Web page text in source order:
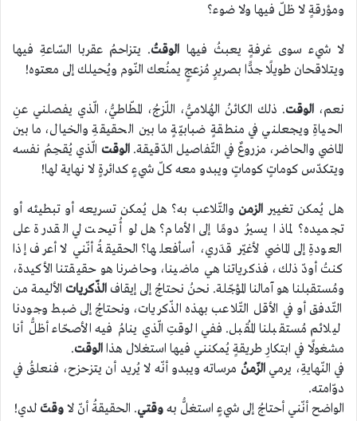
ومؤرقةٍ لا ظلّ فيها ولا ضوء؟
لا شيء سوى غرفةٍ يعبثُ فيها الوقتُ. يتزاحمُ عقربا السّاعةِ فيها
ويتلاقحان طويلًا جدًّا بصريرٍ مُزعجٍ يمنُعك النّوم ويُحيلك إلى معتوه!
نعم، الوقت. ذلك الكائنُ الهُلاميُّ، اللّزجُ، المطّاطيُّ، الّذي يفصلني عنِ
الحياةِ ويجعلني في منطقةٍ ضبابيّةٍ ما بين الحقيقةِ والخيال، ما بين
الماضي والحاضر، مزروعٌ في التّفاصيل الدّقيقة.الوقت الّذي يُقحِمُ نفسه
ويتكدّس كوماتٍ كوماتٍ ويبدو معه كلّ شيءٍ كدائرةٍ لا نهاية لها!
هل يُمكن تغيير الزمنوالتّلاعب به؟ هل يُمكن تسريعه أو تبطيئه أو
تجميده؟ لماذا يسيرُ دومًا إلى الأمام؟ هل لو أُتيحت لي القدرة على
العودةِ إلى الماضي لأغيّر قدَري، أسأفعلها؟ الحقيقةُ أنّني لا أعرف إذا
كنتُ أودّ ذلك، فذكرياتنا هي ماضينا، وحاضرنا هو حقيقتنا الأكيدة،
ومُستقبلنا هو آمالنا المؤجّلة. نحنُ نحتاجُ إلى إيقاف الذّكريات الأليمة من
التّدفق أو في الأقل التّلاعب بهذه الذّكريات، ونحتاجُ إلى ضبط وجودنا
ليلائم مُستقبلنا المُقبل. ففي الوقتِ الّذي ينامُ فيه الأصحّاء أظلُّ أنا
مشغولًا في ابتكارِ طريقةٍ يُمكنني فيها استغلال هذا الوقت.
في النّهايةِ، يرميالزّمنُ مرساته ويبدو أنّه لا يُريد أن يتزحزح، فنعلقُ في
دوّامته.
الواضح أنّني أحتاجُ إلى شيءٍ استغلُّ به وقتي. الحقيقةُ أنّ لا وقتَ لدي!